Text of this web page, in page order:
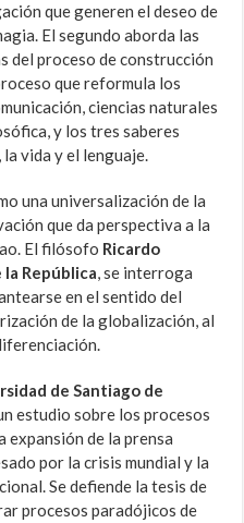
que generen el deseo de
El segundo aborda las
del proceso de construcción
que reformula los
ciencias naturales
y los tres saberes
vida y el lenguaje.
una universalización de la
que da perspectiva a la
El filósofo Ricardo
República, se interroga
en el sentido del
de la globalización, al
de Santiago de
estudio sobre los procesos
expansión de la prensa
por la crisis mundial y la
Se defiende la tesis de
procesos paradójicos de